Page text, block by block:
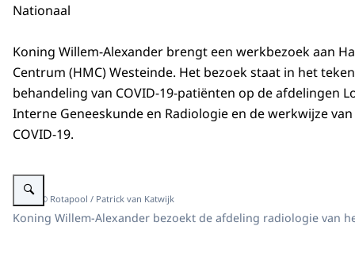
Nationaal
Koning Willem-Alexander brengt een werkbezoek aan
Centrum (HMC) Westeinde. Het bezoek staat in het
behandeling van COVID-19-patiënten op de afdelingen
Interne Geneeskunde en Radiologie en de werkwijze
COVID-19.
Vergroot afbeelding Koning in gesprek met 2 mannen naast een
Beeld: © Rotapool / Patrick van Katwijk
Koning Willem-Alexander bezoekt de afdeling radiologie van